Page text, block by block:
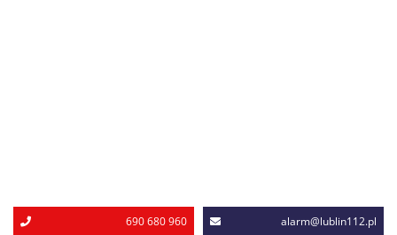
690 680 960 alarm@lublin112.pl